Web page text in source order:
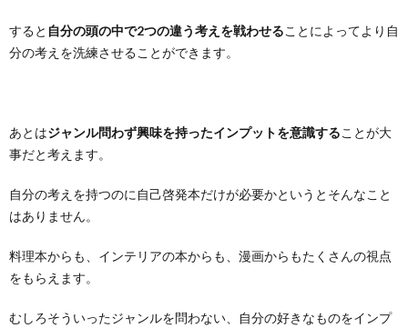
すると 自分の頭の中で2つの違う考えを戦わせることによってより自
分の考えを洗練させることができます。
あとはジャンル問わず興味を持ったインプットを意識することが大
事だと考えます。
自分の考えを持つのに自己啓発本だけが必要かというとそんなこと
はありません。
料理本からも、インテリアの本からも、漫画からもたくさんの視点
をもらえます。
むしろそういったジャンルを問わない、自分の好きなものをインプ